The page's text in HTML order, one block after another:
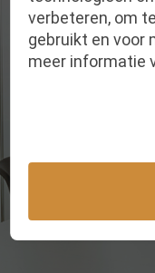
verbeteren, om
gebruikt en voor
meer informatie